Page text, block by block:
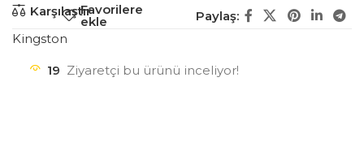
KarşılaştırFavorilere
ekle
Paylaş:
Kingston
19 Ziyaretçi bu ürünü inceliyor!